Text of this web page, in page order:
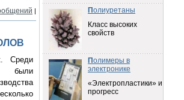
|
Среди
были
Полиуретаны
Класс высоких
свойств
Полимеры в
электронике
«Электропластики» и
прогресс